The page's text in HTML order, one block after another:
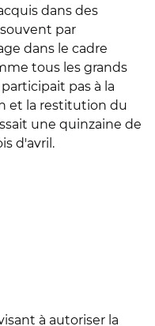
dans des
par
dans le cadre
tous les grands
pas à la
et la restitution du
une quinzaine de
d'avril.
à autoriser la